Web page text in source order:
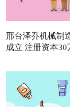
邢台泽乔机械制
成立 注册资本30